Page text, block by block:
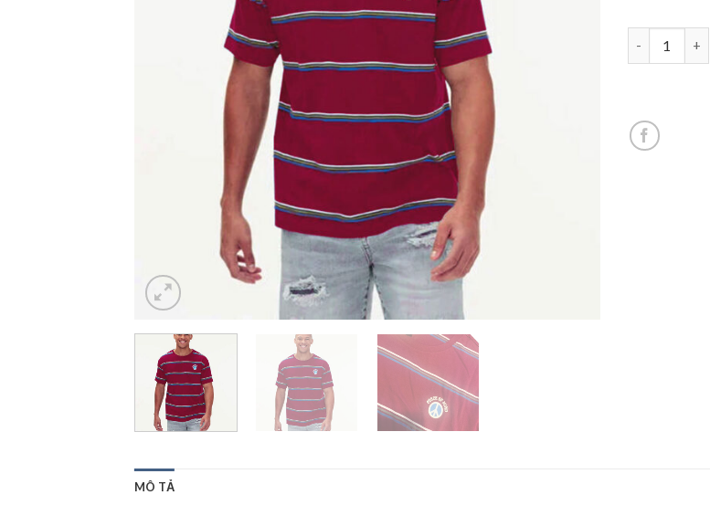
Trẻ trung
MÔ TẢ